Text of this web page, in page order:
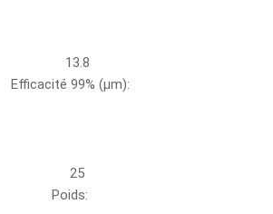
13.8
Efficacité 99% (µm):
25
Poids: